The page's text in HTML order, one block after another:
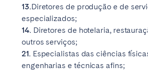
13.Diretores de produção e de
especializados;
14. Diretores de hotelaria,
outros serviços;
21. Especialistas das ciências
engenharias e técnicas afins;